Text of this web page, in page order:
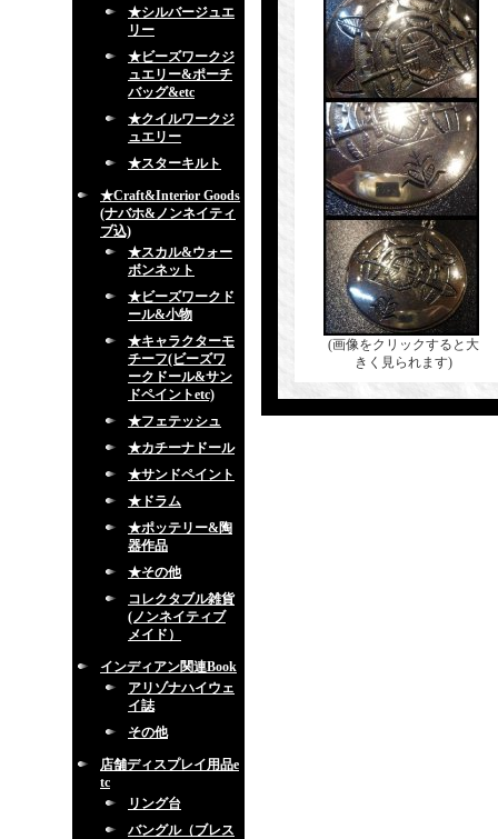
★シルバージュエ
リー
★ビーズワークジ
ュエリー&ポーチ
バッグ&etc
★クイルワークジ
ュエリー
★スターキルト
★Craft&Interior Goods
(ナバホ&ノンネイティ
ブ込)
★スカル&ウォー
ボンネット
★ビーズワークド
ール&小物
★キャラクターモ
チーフ(ビーズワ
ークドール&サン
ドペイントetc)
★フェテッシュ
★カチーナドール
★サンドペイント
★ドラム
★ポッテリー&陶
器作品
★その他
コレクタブル雑貨
(ノンネイティブ
メイド）
インディアン関連Book
アリゾナハイウェ
イ誌
その他
店舗ディスプレイ用品e
tc
リング台
バングル（ブレス
(画像をクリックすると大
きく見られます)